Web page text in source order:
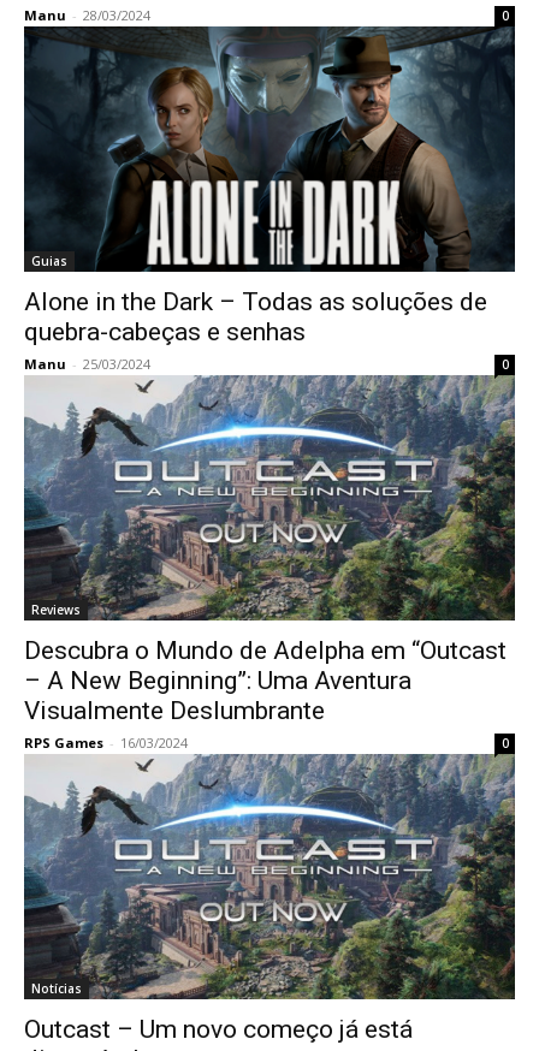
Manu - 28/03/2024 0
Guias
Alone in the Dark – Todas as soluções de
quebra-cabeças e senhas
Manu - 25/03/2024 0
Reviews
Descubra o Mundo de Adelpha em “Outcast
– A New Beginning”: Uma Aventura
Visualmente Deslumbrante
RPS Games - 16/03/2024 0
Notícias
Outcast – Um novo começo já está